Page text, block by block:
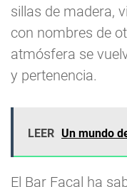
sillas de madera,
con nombres de
atmósfera se
y pertenencia.
LEER Un mundo
El Bar Facal ha